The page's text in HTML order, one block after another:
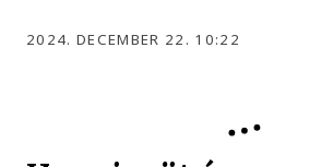
2024. DECEMBER 22. 10:22